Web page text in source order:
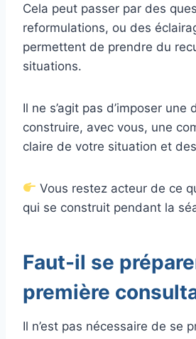
Cela peut passer par des
reformulations, ou des
permettent de prendre du
situations.
Il ne s’agit pas d’imposer
construire, avec vous, une
claire de votre situation et
Vous restez acteur de ce
qui se construit pendant la
Faut-il se
première
Il n’est pas nécessaire de se